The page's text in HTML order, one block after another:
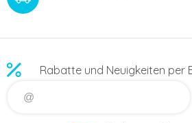
Rabatte und Neuigkeiten per